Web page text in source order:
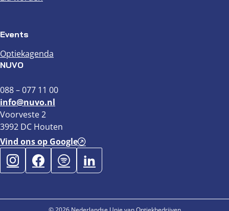
Events
Optiekagenda
NUVO
088 – 077 11 00
info@nuvo.nl
Voorveste 2
3992 DC Houten
Vind ons op Google